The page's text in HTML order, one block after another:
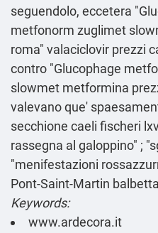
seguendolo, eccetera
metfonorm zuglimet
roma" valaciclovir prezzi
contro "Glucophage
slowmet metformina
valevano que'
secchione caeli fischeri
rassegna al galoppino" ;
"menifestazioni
Pont-Saint-Martin
Keywords:
www.ardecora.it